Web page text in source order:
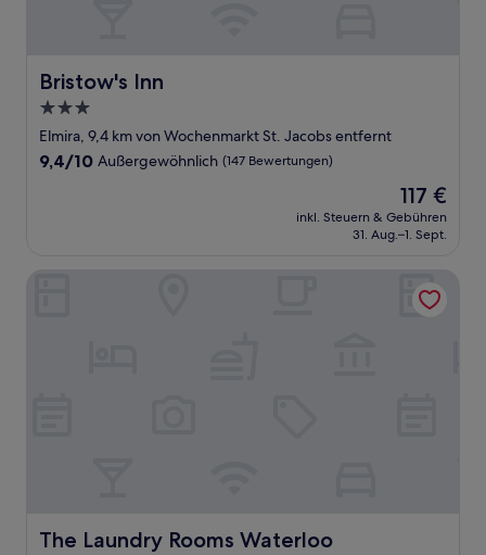
Bristow's Inn
Bristow's Inn
3.0-
Sterne-
Unterkunft
Elmira, 9,4 km von Wochenmarkt St. Jacobs entfernt
9.4
9,4/10 Außergewöhnlich (147 Bewertungen)
Der
Preis
beträgt
117 €
inkl. Steuern & Gebühren
31. Aug.–1. Sept.
The Laundry Rooms Waterloo
The Laundry Rooms Waterloo